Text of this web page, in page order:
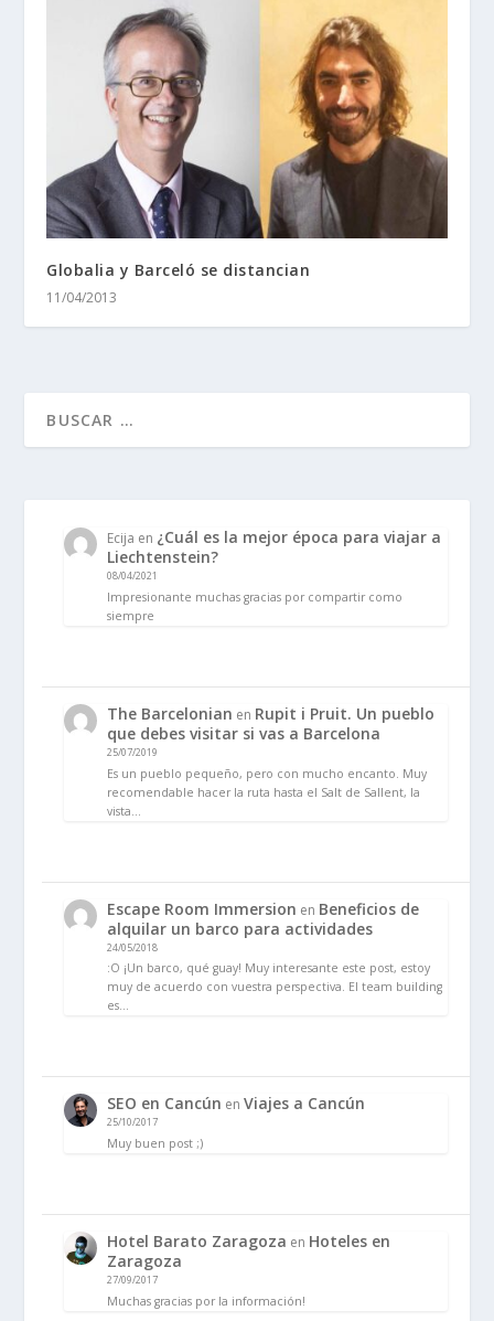
Globalia y Barceló se distancian
11/04/2013
Ecija en ¿Cuál es la mejor época para viajar a
Liechtenstein?
08/04/2021
Impresionante muchas gracias por compartir como
siempre
The Barcelonian en Rupit i Pruit. Un pueblo
que debes visitar si vas a Barcelona
25/07/2019
Es un pueblo pequeño, pero con mucho encanto. Muy
recomendable hacer la ruta hasta el Salt de Sallent, la
vista…
Escape Room Immersion en Beneficios de
alquilar un barco para actividades
24/05/2018
:O ¡Un barco, qué guay! Muy interesante este post, estoy
muy de acuerdo con vuestra perspectiva. El team building
es…
SEO en Cancún enViajes a Cancún
25/10/2017
Muy buen post ;)
Hotel Barato Zaragoza en Hoteles en
Zaragoza
27/09/2017
Muchas gracias por la información!